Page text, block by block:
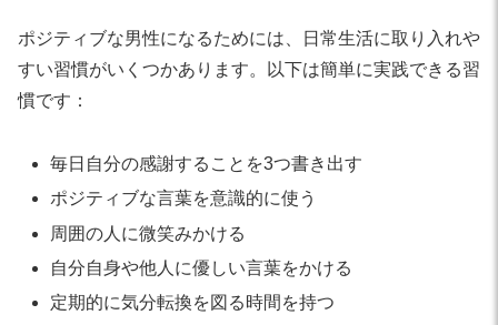
ポジティブな男性になるためには、日常生活に取り入れや
すい習慣がいくつかあります。以下は簡単に実践できる習
慣です：
毎日自分の感謝することを3つ書き出す
ポジティブな言葉を意識的に使う
周囲の人に微笑みかける
自分自身や他人に優しい言葉をかける
定期的に気分転換を図る時間を持つ